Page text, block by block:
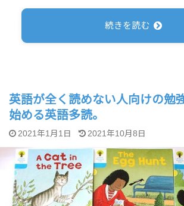
続きを読む
英語が全く読めない人向けの勉
始める英語多読。
2021年1月1日 2021年10月8日